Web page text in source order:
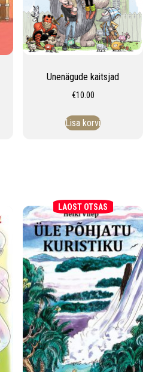
Unenägude kaitsjad
€10.00
Lisa korvi
LAOST OTSAS